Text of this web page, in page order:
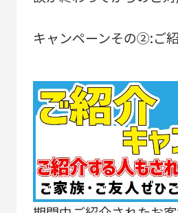
キャンペーンその②:ご